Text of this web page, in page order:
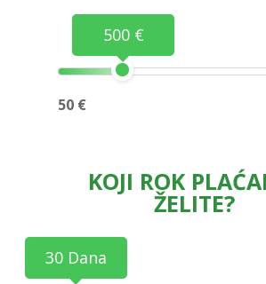
500 €
50 €
KOJI ROK
ŽELITE?
30 Dana